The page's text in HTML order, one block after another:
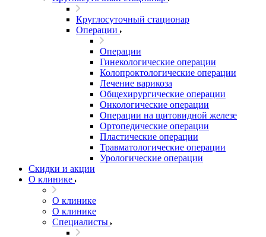
Круглосуточный стационар
Операции
Операции
Гинекологические операции
Колопроктологические операции
Лечение варикоза
Общехирургические операции
Онкологические операции
Операции на щитовидной железе
Ортопедические операции
Пластические операции
Травматологические операции
Урологические операции
Скидки и акции
О клинике
О клинике
О клинике
Специалисты